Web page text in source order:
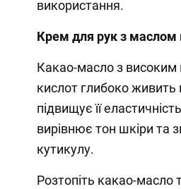
використання.
Крем для рук з маслом
Какао-масло з високим
кислот глибоко живить
підвищує її
вирівнює тон шкіри та
кутикулу.
Розтопіть какао-масло